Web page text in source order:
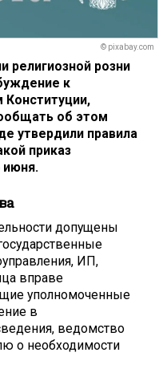
© pixabay.com
религиозной розни
к
об этом
утвердили правила
приказ
июня.
допущены
ИП,
вправе
уполномоченные
в
ведомство
о необходимости